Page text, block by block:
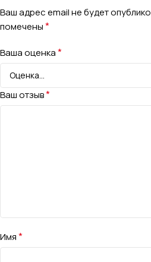
Ваш адрес email не будет
помечены*
Ваша оценка*
Ваш отзыв*
Имя*